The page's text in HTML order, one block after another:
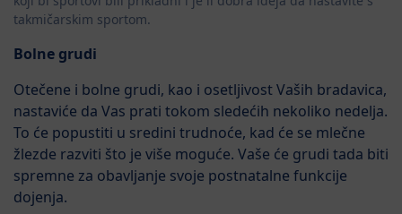
takmičarskim sportom.
Bolne grudi
Otečene i bolne grudi, kao i osetljivost Vaših bradavica,
nastaviće da Vas prati tokom sledećih nekoliko nedelja.
To će popustiti u sredini trudnoće, kad će se mlečne
žlezde razviti što je više moguće. Vaše će grudi tada biti
spremne za obavljanje svoje postnatalne funkcije
dojenja.